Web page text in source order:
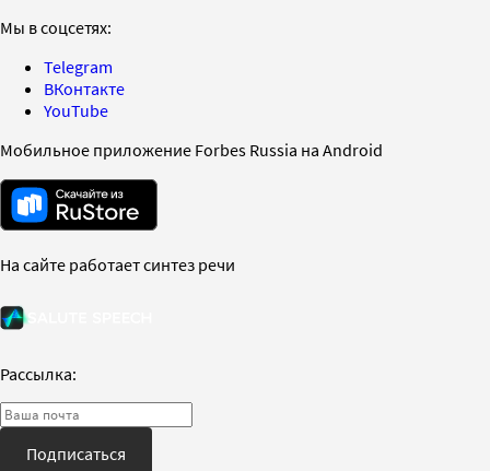
Мы в соцсетях:
Telegram
ВКонтакте
YouTube
Мобильное приложение Forbes Russia на Android
На сайте работает синтез речи
Рассылка:
Подписаться